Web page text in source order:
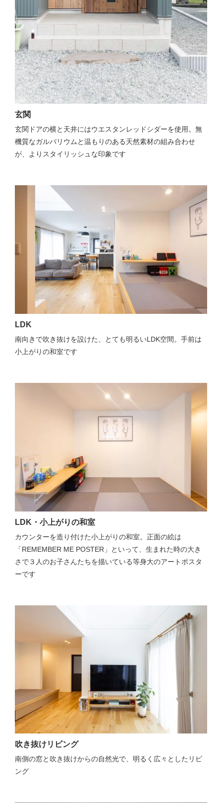
玄関
玄関ドアの横と天井にはウエスタンレッドシダーを使用。無
機質なガルバリウムと温もりのある天然素材の組み合わせ
が、よりスタイリッシュな印象です
LDK
南向きで吹き抜けを設けた、とても明るいLDK空間。手前は
小上がりの和室です
LDK・小上がりの和室
カウンターを造り付けた小上がりの和室。正面の絵は
「REMEMBER ME POSTER」といって、生まれた時の大き
さで３人のお子さんたちを描いている等身大のアートポスタ
ーです
吹き抜けリビング
南側の窓と吹き抜けからの自然光で、明るく広々としたリビ
ング